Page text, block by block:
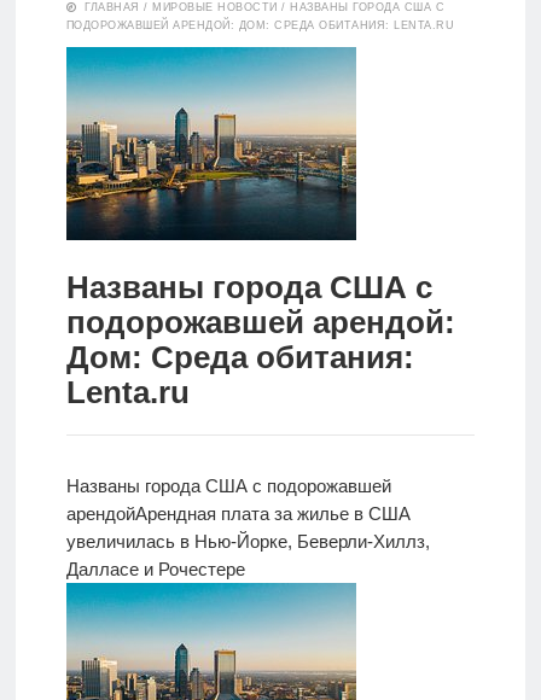
Документы
Контакты
Новости
нас
Версия для
ГЛАВНАЯ / МИРОВЫЕ НОВОСТИ / НАЗВАНЫ ГОРОДА США С
ПОДОРОЖАВШЕЙ АРЕНДОЙ: ДОМ: СРЕДА ОБИТАНИЯ: LENTA.RU
Названы города США с
подорожавшей арендой:
Дом: Среда обитания:
Lenta.ru
Названы города США с подорожавшей
арендойАрендная плата за жилье в США
увеличилась в Нью-Йорке, Беверли-Хиллз,
Далласе и Рочестере